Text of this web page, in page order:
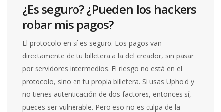
¿Es seguro? ¿Pueden los hackers
robar mis pagos?
El protocolo en sí es seguro. Los pagos van
directamente de tu billetera a la del creador, sin pasar
por servidores intermedios. El riesgo no está en el
protocolo, sino en tu propia billetera. Si usas Uphold y
no tienes autenticación de dos factores, entonces sí,
puedes ser vulnerable. Pero eso no es culpa de la